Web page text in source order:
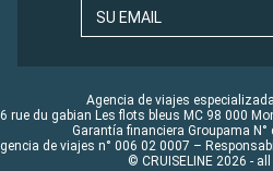
SU EMAIL
Agencia de viajes
rue du gabian Les flots bleus MC 98 000
Garantía financiera Groupama
de viajes n° 006 02 0007 –
© CRUISELINE 2026 -